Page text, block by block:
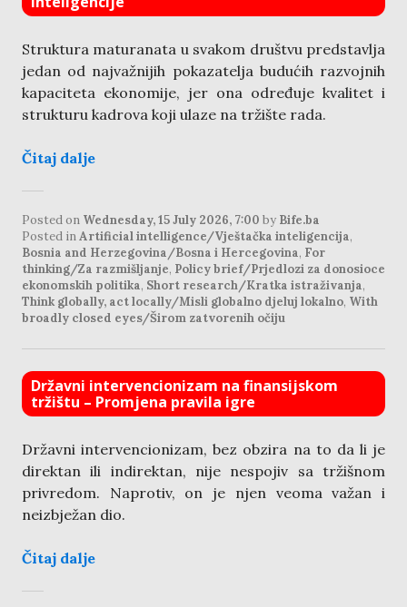
Struktura maturanata u svakom društvu predstavlja
jedan od najvažnijih pokazatelja budućih razvojnih
kapaciteta ekonomije, jer ona određuje kvalitet i
strukturu kadrova koji ulaze na tržište rada.
Čitaj dalje
Posted on Wednesday, 15 July 2026, 7:00 by Bife.ba
Posted inArtificial intelligence/Vještačka inteligencija,
Bosnia and Herzegovina/Bosna i Hercegovina, For
thinking/Za razmišljanje, Policy brief/Prjedlozi za donosioce
ekonomskih politika, Short research/Kratka istraživanja,
Think globally, act locally/Misli globalno djeluj lokalno, With
broadly closed eyes/Širom zatvorenih očiju
Državni intervencionizam na finansijskom
tržištu – Promjena pravila igre
Državni intervencionizam, bez obzira na to da li je
direktan ili indirektan, nije nespojiv sa tržišnom
privredom. Naprotiv, on je njen veoma važan i
neizbježan dio.
Čitaj dalje